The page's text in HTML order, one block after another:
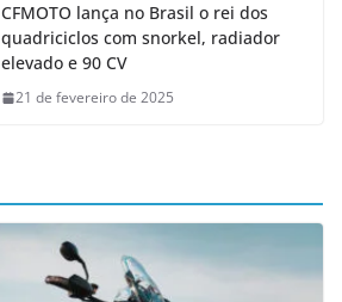
CFMOTO lança no Brasil o rei dos
quadriciclos com snorkel, radiador
elevado e 90 CV
21 de fevereiro de 2025